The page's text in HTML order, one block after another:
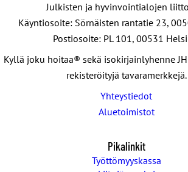
Julkisten ja hyvinvointialojen
Käyntiosoite: Sörnäisten rantatie 23,
Postiosoite: PL 101, 00531
Kyllä joku hoitaa® sekä isokirjainlyhenne
rekisteröityjä tavaramerkkejä.
Yhteystiedot
Aluetoimistot
Pikalinkit
Työttömyyskassa